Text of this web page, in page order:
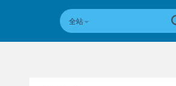
全站